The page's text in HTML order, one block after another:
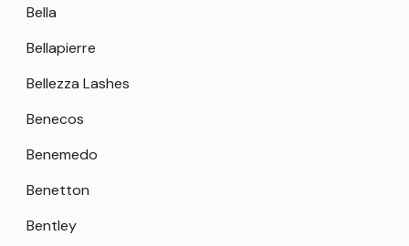
Bella
Bellapierre
Bellezza Lashes
Benecos
Benemedo
Benetton
Bentley